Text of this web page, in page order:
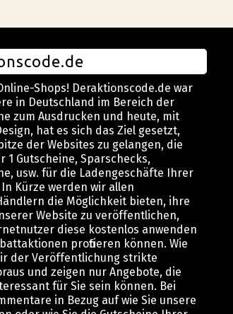
Shops! Deraktionscode.de war
in Deutschland im Bereich der
zum Ausdrucken und heute, mit
hat es sich das Ziel gesetzt,
der Websites zu gelangen, die
1 Gutscheine, Sparschecks,
usw. für die Ladengeschäfte Ihrer
Kürze werden wir allen
die Möglichkeit bieten, ihre
Website zu veröffentlichen,
diese kostenlos anwenden
profitieren können. Wie
der Veröffentlichung strikte
und zeigen nur Angebote, die
für Sie sein können. Bei
in Bezug auf wie Sie unsere